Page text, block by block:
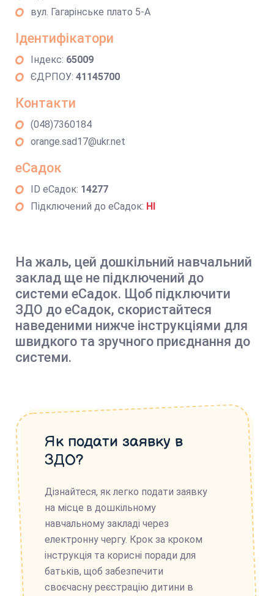
вул. Гагарінське плато 5-А
Ідентифікатори
Індекс: 65009
ЄДРПОУ: 41145700
Контакти
(048)7360184
orange.sad17@ukr.net
еСадок
ID еСадок: 14277
Підключений до еСадок: НІ
На жаль, цей дошкільний навчальний
заклад ще не підключений до
системи еСадок. Щоб підключити
ЗДО до еСадок, скористайтеся
наведеними нижче інструкціями для
швидкого та зручного приєднання до
системи.
Як подати заявку в
ЗДО?
Дізнайтеся, як легко подати заявку
на місце в дошкільному
навчальному закладі через
електронну чергу. Крок за кроком
інструкція та корисні поради для
батьків, щоб забезпечити
своєчасну реєстрацію дитини в